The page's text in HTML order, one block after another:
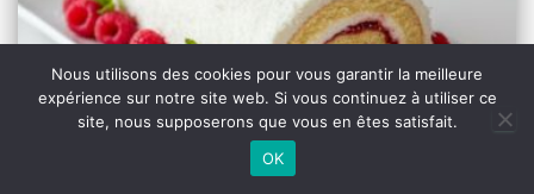
Nous utilisons des cookies pour vous garantir la meilleure
expérience sur notre site web. Si vous continuez à utiliser ce
site, nous supposerons que vous en êtes satisfait.
OK